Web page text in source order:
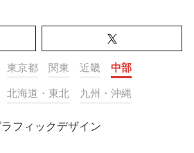
東京都 関東 近畿 中部
北海道・東北 九州・沖縄
ラフィックデザイン